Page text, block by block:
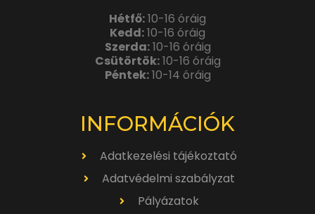
Hétfő:10-16 óráig
Kedd:10-16 óráig
Szerda:10-16 óráig
Csütörtök:10-16 óráig
Péntek:10-14 óráig
INFORMÁCIÓK
Adatkezelési tájékoztató
Adatvédelmi szabályzat
Pályázatok